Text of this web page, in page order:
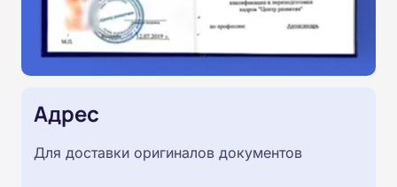
Адрес
Для доставки оригиналов документов